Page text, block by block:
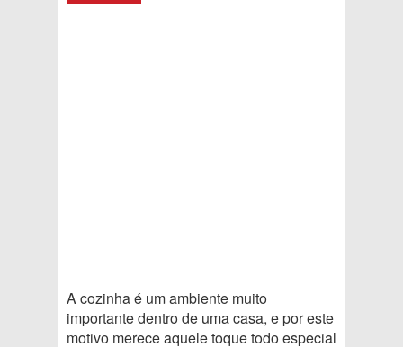
A cozinha é um ambiente muito
importante dentro de uma casa, e por este
motivo merece aquele toque todo especial